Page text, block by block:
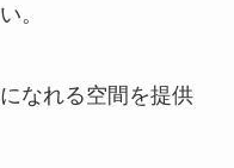
。
なれる空間を提供